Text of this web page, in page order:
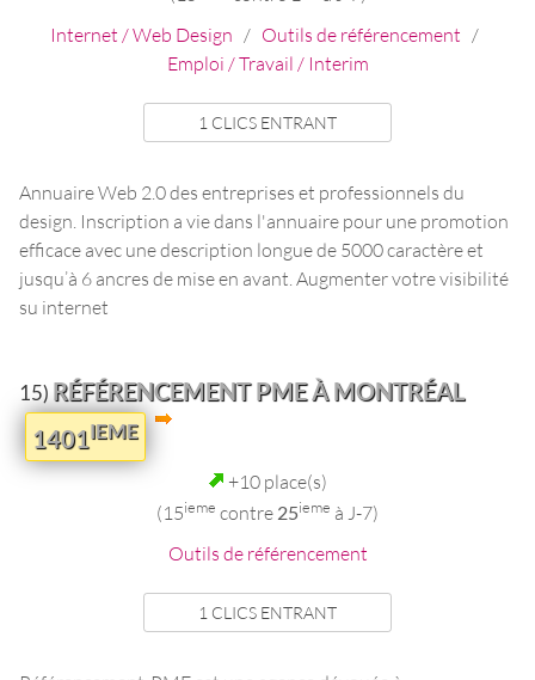
Internet / Web Design / Outils de référencement /
Emploi / Travail / Interim
1 CLICS ENTRANT
Annuaire Web 2.0 des entreprises et professionnels du
design. Inscription a vie dans l'annuaire pour une promotion
efficace avec une description longue de 5000 caractère et
jusqu’à 6 ancres de mise en avant. Augmenter votre visibilité
su internet
15) RÉFÉRENCEMENT PME À MONTRÉAL
1401IEME
+10 place(s)
(15ieme contre 25ieme à J-7)
Outils de référencement
1 CLICS ENTRANT